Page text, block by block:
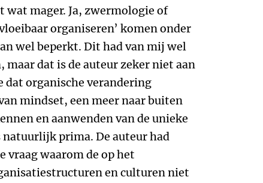
mager. Ja, zwermologie of
organiseren’ komen onder
wel beperkt. Dit had van mij wel
dat is de auteur zeker niet aan
dat organische verandering
mindset, een meer naar buiten
en aanwenden van de unieke
prima. De auteur had
vraag waarom de op het
en culturen niet